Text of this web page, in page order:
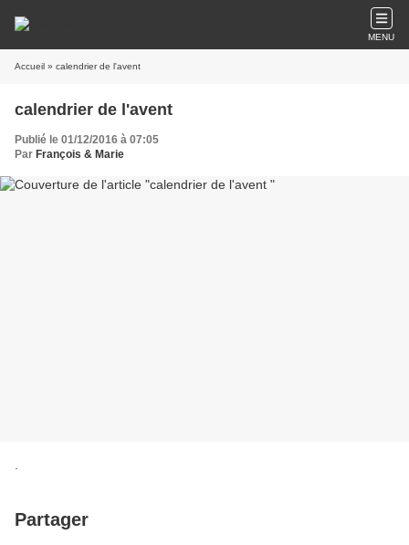
MENU
Accueil » calendrier de l'avent
calendrier de l'avent
Publié le 01/12/2016 à 07:05
Par François & Marie
Partager